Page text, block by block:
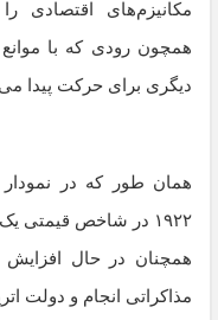
مکانیزم‌های اقتصادی را
همچون رودی که با
دیگری برای حرکت پیدا
همان طور که در
۱۹۲۲ در شاخص قیمتی
همچنان در حال افزایش
مذاکراتی انجام و دولت